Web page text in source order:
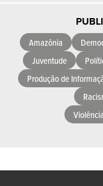
Amazônia
Juventude
Produção de